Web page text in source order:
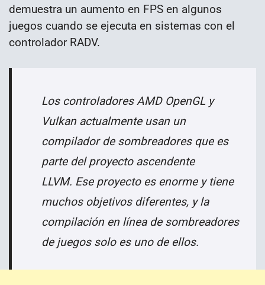
demuestra un aumento en FPS en algunos
juegos cuando se ejecuta en sistemas con el
controlador RADV.
Los controladores AMD OpenGL y
Vulkan actualmente usan un
compilador de sombreadores que es
parte del proyecto ascendente
LLVM. Ese proyecto es enorme y tiene
muchos objetivos diferentes, y la
compilación en línea de sombreadores
de juegos solo es uno de ellos.